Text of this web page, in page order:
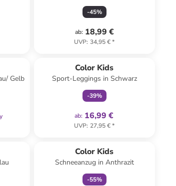
-45%
ab: 18,99 €
UVP: 34,95 €*
Gelb
Color Kids
Sport-Leggings in Schwarz
-39%
ab: 16,99 €
UVP: 27,95 €*
Color Kids
Schneeanzug in Anthrazit
-55%